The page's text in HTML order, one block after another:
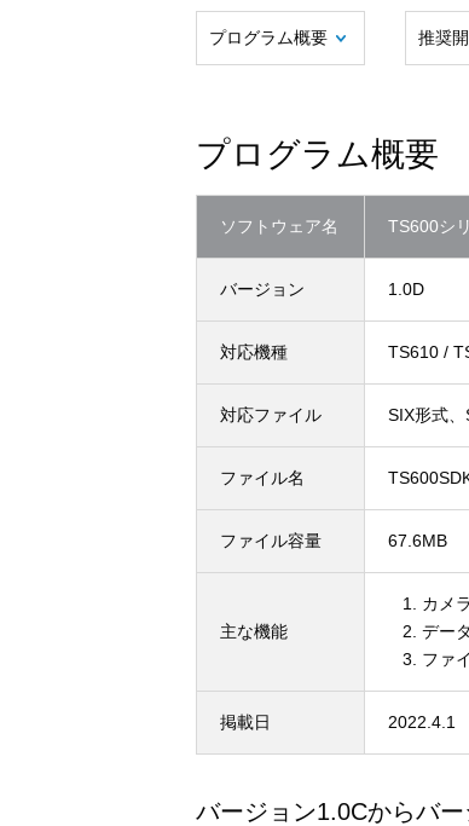
プログラム概要 推奨
プログラム概要
ソフトウェア名 TS600シ
バージョン 1.0D
対応機種 TS610 /
対応ファイル SIX形式
ファイル名
ファイル容量 67.6MB
主な機能
カメ
デー
ファ
掲載日 2022.4.1
バージョン1.0Cからバ